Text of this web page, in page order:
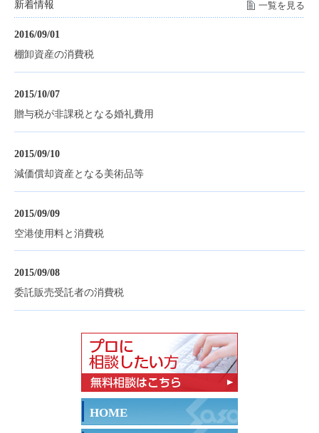
新着情報 一覧を見る
2016/09/01
棚卸資産の消費税
2015/10/07
贈与税が非課税となる婚礼費用
2015/09/10
減価償却資産となる美術品等
2015/09/09
空港使用料と消費税
2015/09/08
委託販売受託者の消費税
HOME